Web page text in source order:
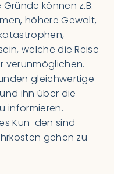
können z.B.
höhere Gewalt,
welche die Reise
verunmöglichen.
gleichwertige
ihn über die
informieren.
Kun-den sind
gehen zu